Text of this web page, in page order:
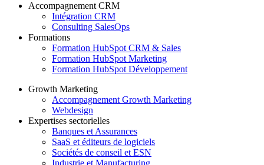
Accompagnement CRM
Intégration CRM
Consulting SalesOps
Formations
Formation HubSpot CRM & Sales
Formation HubSpot Marketing
Formation HubSpot Développement
Growth Marketing
Accompagnement Growth Marketing
Webdesign
Expertises sectorielles
Banques et Assurances
SaaS et éditeurs de logiciels
Sociétés de conseil et ESN